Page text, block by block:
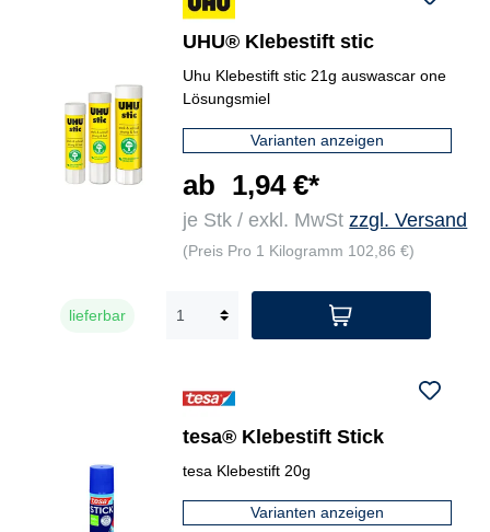
UHU® Klebestift stic
Uhu Klebestift stic 21g auswascar one
Lösungsmiel
Varianten anzeigen
ab 1,94 €*
je Stk / exkl. MwStzzgl. Versand
(Preis Pro 1 Kilogramm 102,86 €)
lieferbar
tesa® Klebestift Stick
tesa Klebestift 20g
Varianten anzeigen